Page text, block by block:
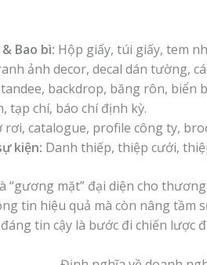
Bao bì: Hộp giấy, túi giấy, tem
ảnh decor, decal dán tường,
backdrop, băng rôn, biển
tạp chí, báo chí định kỳ.
rơi, catalogue, profile công ty,
kiện: Danh thiếp, thiệp cưới,
“gương mặt” đại diện cho
tin hiệu quả mà còn nâng tầm
tin cậy là bước đi chiến lược